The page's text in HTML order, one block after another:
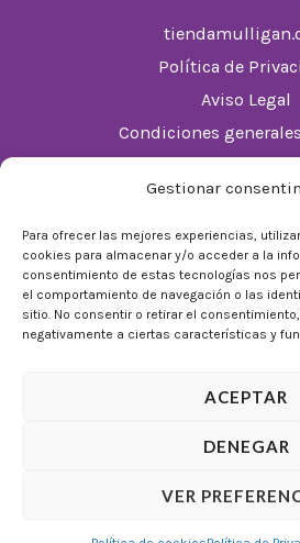
Gestionar
Para ofrecer las mejores experiencias,
cookies para almacenar y/o acceder a la
consentimiento de estas tecnologías nos
el comportamiento de navegación o las
sitio. No consentir o retirar el
negativamente a ciertas características y
ACEPTAR
DENEGAR
VER
Política de
Aviso Legal
Condiciones
De Lunes a Domingos de
Festivos sujetos al horario
© 2026 Tienda Mulligan │